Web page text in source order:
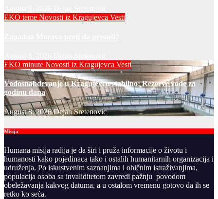
EKO teme Novosti iz Kragujevca Vesti
EKO minute Novosti iz Kragujevca Vesti
Vodosnabdevanje u Kragujevcu stabilno: Rezerve vode za
godinu dana
August 8, 2026Dejan Sretenovic
Misija
Humana misija radija je da širi i pruža informacije o životu i
humanosti kako pojedinaca tako i ostalih humanitarnih organizacija i
udruženja. Po iskustvenim saznanjima i običnim istraživanjima,
populacija osoba sa invaliditetom zavredi pažnju povodom
obeležavanja kakvog datuma, a u ostalom vremenu gotovo da ih se
retko ko seća.